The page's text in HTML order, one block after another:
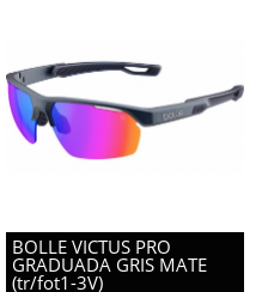
BOLLE VICTUS PRO
GRADUADA GRIS MATE
(tr/fot1-3V)